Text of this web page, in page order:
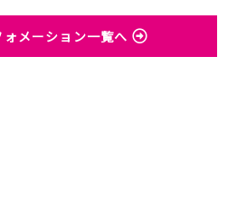
ォメーション一覧へ